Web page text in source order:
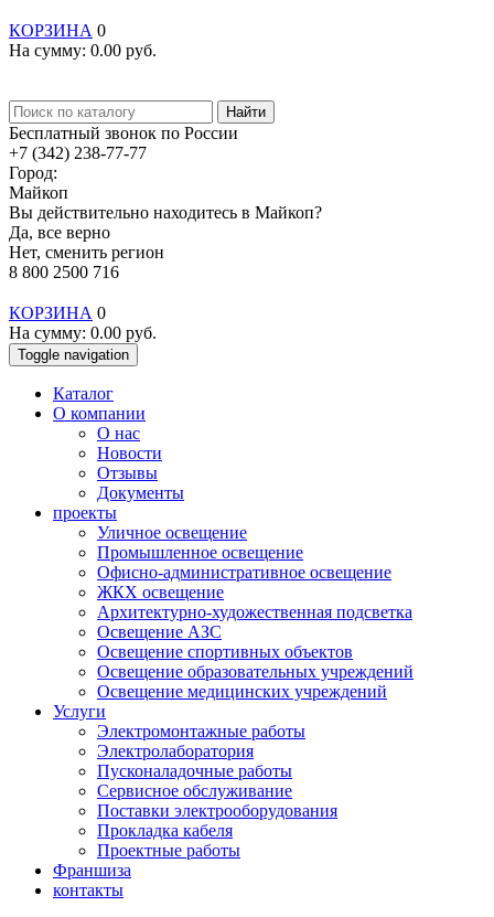
КОРЗИНА 0
На сумму: 0.00 руб.
Найти
Бесплатный звонок по России
+7 (342) 238-77-77
Город:
Майкоп
Вы действительно находитесь в Майкоп?
Да, все верно
Нет, сменить регион
8 800 2500 716
КОРЗИНА 0
На сумму: 0.00 руб.
Toggle navigation
Каталог
О компании
О нас
Новости
Отзывы
Документы
проекты
Уличное освещение
Промышленное освещение
Офисно-административное освещение
ЖКХ освещение
Архитектурно-художественная подсветка
Освещение АЗС
Освещение спортивных объектов
Освещение образовательных учреждений
Освещение медицинских учреждений
Услуги
Электромонтажные работы
Электролаборатория
Пусконаладочные работы
Сервисное обслуживание
Поставки электрооборудования
Прокладка кабеля
Проектные работы
Франшиза
контакты